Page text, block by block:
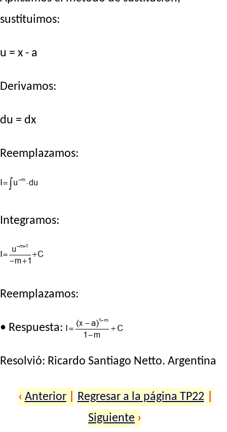
sustituimos:
u = x - a
Derivamos:
du = dx
Reemplazamos:
Integramos:
Reemplazamos:
• Respuesta:
Resolvió: Ricardo Santiago Netto. Argentina
‹ Anterior Regresar a la página TP22
Siguiente ›